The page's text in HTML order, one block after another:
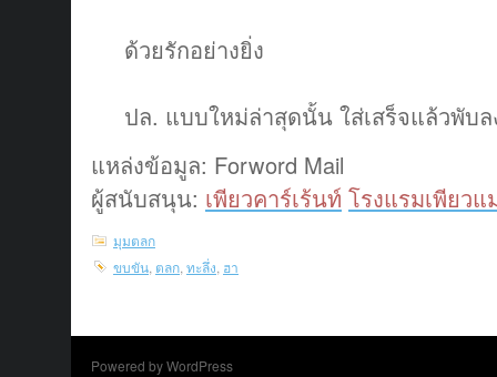
ด้วยรักอย่างยิ่ง
ปล. แบบใหม่ล่าสุดนั้น ใส่เสร็จแล้วพับล
แหล่งข้อมูล: Forword Mail
ผู้สนับสนุน: เพียวคาร์เร้นท์ โรงแรมเพียว
มุมตลก
ขบขัน ตลก ทะลึ่ง ฮา
Powered by WordPress